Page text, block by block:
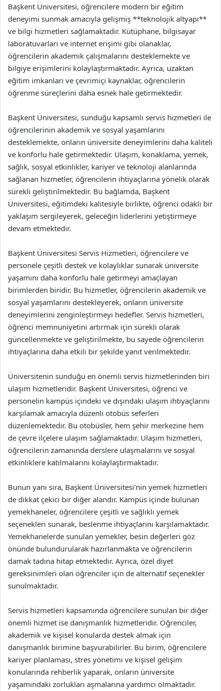
Başkent Üniversitesi, öğrencilere modern bir eğitim
deneyimi sunmak amacıyla gelişmiş **teknolojik altyapı**
ve bilgi hizmetleri sağlamaktadır. Kütüphane, bilgisayar
laboratuvarları ve internet erişimi gibi olanaklar,
öğrencilerin akademik çalışmalarını desteklemekte ve
bilgiye erişimlerini kolaylaştırmaktadır. Ayrıca, uzaktan
eğitim imkanları ve çevrimiçi kaynaklar, öğrencilerin
öğrenme süreçlerini daha esnek hale getirmektedir.
Başkent Üniversitesi, sunduğu kapsamlı servis hizmetleri ile
öğrencilerinin akademik ve sosyal yaşamlarını
desteklemekte, onların üniversite deneyimlerini daha kaliteli
ve konforlu hale getirmektedir. Ulaşım, konaklama, yemek,
sağlık, sosyal etkinlikler, kariyer ve teknoloji alanlarında
sağlanan hizmetler, öğrencilerin ihtiyaçlarına yönelik olarak
sürekli geliştirilmektedir. Bu bağlamda, Başkent
Üniversitesi, eğitimdeki kalitesiyle birlikte, öğrenci odaklı bir
yaklaşım sergileyerek, geleceğin liderlerini yetiştirmeye
devam etmektedir.
Başkent Üniversitesi Servis Hizmetleri, öğrencilere ve
personele çeşitli destek ve kolaylıklar sunarak üniversite
yaşamını daha konforlu hale getirmeyi amaçlayan
birimlerden biridir. Bu hizmetler, öğrencilerin akademik ve
sosyal yaşamlarını destekleyerek, onların üniversite
deneyimlerini zenginleştirmeyi hedefler. Servis hizmetleri,
öğrenci memnuniyetini artırmak için sürekli olarak
güncellenmekte ve geliştirilmekte, bu sayede öğrencilerin
ihtiyaçlarına daha etkili bir şekilde yanıt verilmektedir.
Üniversitenin sunduğu en önemli servis hizmetlerinden biri
ulaşım hizmetleridir. Başkent Üniversitesi, öğrenci ve
personelin kampüs içindeki ve dışındaki ulaşım ihtiyaçlarını
karşılamak amacıyla düzenli otobüs seferleri
düzenlemektedir. Bu otobüsler, hem şehir merkezine hem
de çevre ilçelere ulaşım sağlamaktadır. Ulaşım hizmetleri,
öğrencilerin zamanında derslere ulaşmalarını ve sosyal
etkinliklere katılmalarını kolaylaştırmaktadır.
Bunun yanı sıra, Başkent Üniversitesi’nin yemek hizmetleri
de dikkat çekici bir diğer alandır. Kampüs içinde bulunan
yemekhaneler, öğrencilere çeşitli ve sağlıklı yemek
seçenekleri sunarak, beslenme ihtiyaçlarını karşılamaktadır.
Yemekhanelerde sunulan yemekler, besin değerleri göz
önünde bulundurularak hazırlanmakta ve öğrencilerin
damak tadına hitap etmektedir. Ayrıca, özel diyet
gereksinimleri olan öğrenciler için de alternatif seçenekler
sunulmaktadır.
Servis hizmetleri kapsamında öğrencilere sunulan bir diğer
önemli hizmet ise danışmanlık hizmetleridir. Öğrenciler,
akademik ve kişisel konularda destek almak için
danışmanlık birimine başvurabilirler. Bu birim, öğrencilere
kariyer planlaması, stres yönetimi ve kişisel gelişim
konularında rehberlik yaparak, onların üniversite
yaşamındaki zorlukları aşmalarına yardımcı olmaktadır.